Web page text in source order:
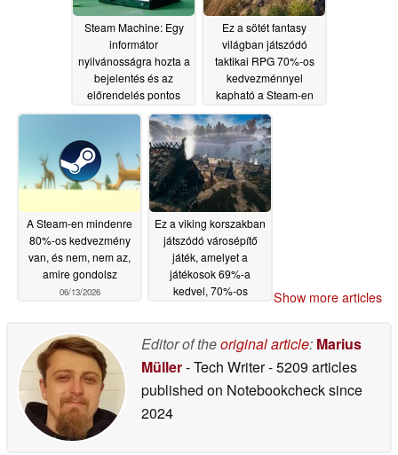
Steam Machine: Egy
informátor
nyilvánosságra hozta a
bejelentés és az
előrendelés pontos
időpontját 06/15/2026
Ez a sötét fantasy
világban játszódó
taktikai RPG 70%-os
kedvezménnyel
kapható a Steam-en
06/15/2026
A Steam-en mindenre
80%-os kedvezmény
van, és nem, nem az,
amire gondolsz
06/13/2026
Ez a viking korszakban
játszódó városépítő
játék, amelyet a
játékosok 69%-a
kedvel, 70%-os
06/13/2026
Show more articles
Editor of theoriginal article: Marius
Müller- Tech Writer- 5209 articles
published on Notebookchecksince
2024